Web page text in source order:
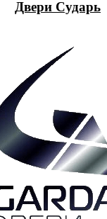
Двери Сударь